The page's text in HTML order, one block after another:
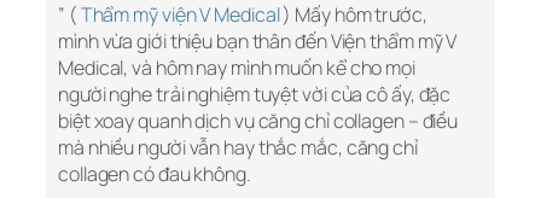
” (Thẩm mỹ viện V Medical) Mấy hôm trước,
mình vừa giới thiệu bạn thân đến Viện thẩm mỹ V
Medical, và hôm nay mình muốn kể cho mọi
người nghe trải nghiệm tuyệt vời của cô ấy, đặc
biệt xoay quanh dịch vụ căng chỉ collagen – điều
mà nhiều người vẫn hay thắc mắc, căng chỉ
collagen có đau không.